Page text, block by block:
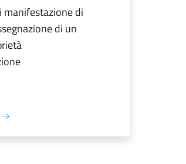
di
di un